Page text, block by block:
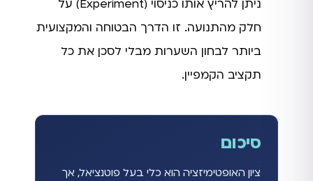
ניתן להריץ אותו כניסוי (Experiment) על
חלק מהתנועה. זו הדרך הבטוחה והמקצועית
ביותר לבחון השערות מבלי לסכן את כל
תקציב הקמפיין.
סיכום
ציון האופטימיזציה הוא כלי בעל פוטנציאל, אך